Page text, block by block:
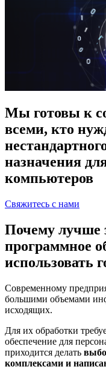
Мы готовы к
всеми, кто
назначения
компьютеров
Свяжитесь с нами
Почему лучше
программное
использовать
Современному
большими объемами
исходящих.
Для их обработки
обеспечение для
приходится делать
комплексами и